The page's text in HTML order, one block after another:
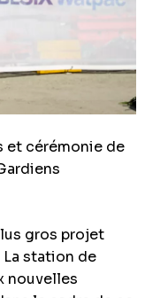
et cérémonie de
gros projet
La station de
nouvelles